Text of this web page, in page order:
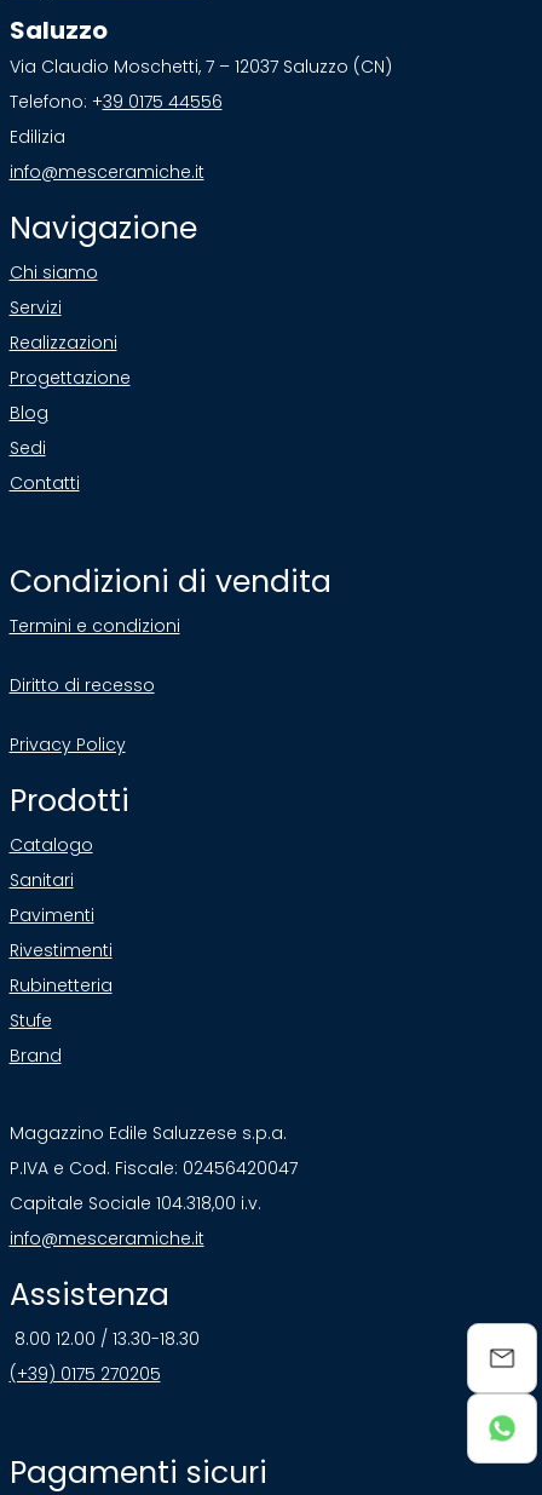
Saluzzo
Via Claudio Moschetti, 7 – 12037 Saluzzo (CN)
Telefono: +39 0175 44556
Edilizia
info@mesceramiche.it
Navigazione
Chi siamo
Servizi
Realizzazioni
Progettazione
Blog
Sedi
Contatti
Condizioni di vendita
Termini e condizioni
Diritto di recesso
Privacy Policy
Prodotti
Catalogo
Sanitari
Pavimenti
Rivestimenti
Rubinetteria
Stufe
Brand
Magazzino Edile Saluzzese s.p.a.
P.IVA e Cod. Fiscale: 02456420047
Capitale Sociale 104.318,00 i.v.
info@mesceramiche.it
Assistenza
8.00 12.00 / 13.30-18.30
(+39) 0175 270205
Pagamenti sicuri